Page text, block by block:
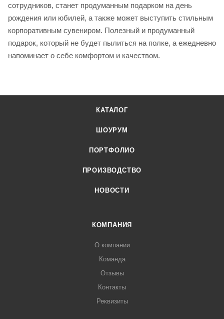
сотрудников, станет продуманным подарком на день
рождения или юбилей, а также может выступить стильным
корпоративным сувениром. Полезный и продуманный
подарок, который не будет пылиться на полке, а ежедневно
напоминает о себе комфортом и качеством.
КАТАЛОГ
ШОУРУМ
ПОРТФОЛИО
ПРОИЗВОДСТВО
НОВОСТИ
КОМПАНИЯ
О компании
Команда
Отзывы
Контакты
Реквизиты